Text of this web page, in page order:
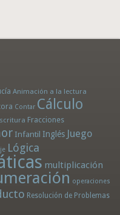
Animación a la lectura
Contar Cálculo
Fracciones
Infantil Inglés Juego
Lógica
multiplicación
operaciones
Resolución de Problemas